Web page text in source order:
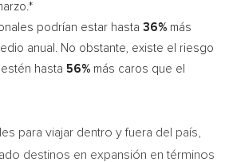
podrían estar hasta 36% más
anual. No obstante, existe el riesgo
hasta 56% más caros que el
para viajar dentro y fuera del país,
destinos en expansión en términos